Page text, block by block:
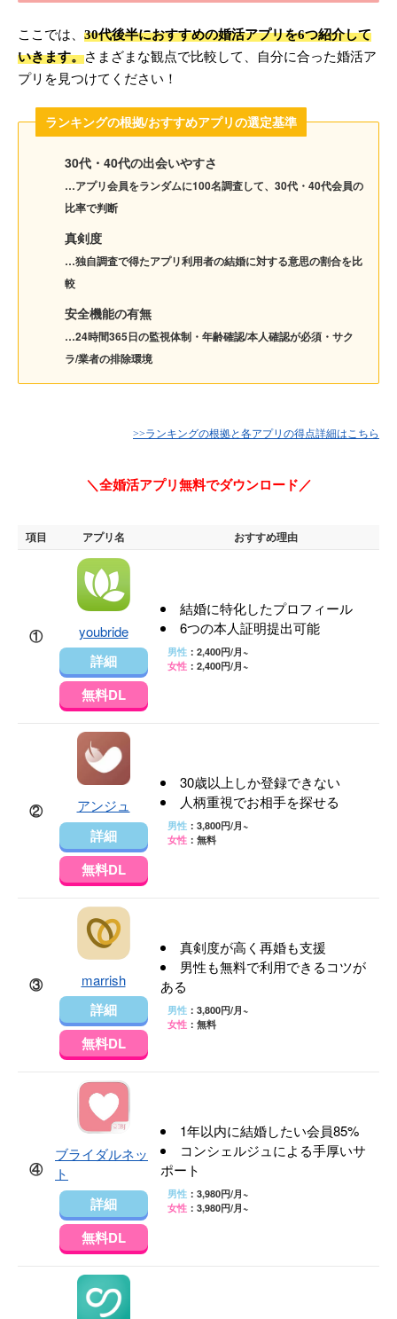
ここでは、 30代後半におすすめの婚活アプリを6つ紹介して
いきます。さまざまな観点で比較して、自分に合った婚活ア
プリを見つけてください！
ランキングの根拠/おすすめアプリの選定基準
30代・40代の出会いやすさ
…アプリ会員をランダムに100名調査して、30代・40代会員の
比率で判断
真剣度
…独自調査で得たアプリ利用者の結婚に対する意思の割合を比
較
安全機能の有無
…24時間365日の監視体制・年齢確認/本人確認が必須・サク
ラ/業者の排除環境
>>ランキングの根拠と各アプリの得点詳細はこちら
＼全婚活アプリ無料でダウンロード／
項目 アプリ名 おすすめ理由
① youbride
詳細
無料DL
結婚に特化したプロフィール
6つの本人証明提出可能
男性：2,400円/月~
女性：2,400円/月~
② アンジュ
詳細
無料DL
30歳以上しか登録できない
人柄重視でお相手を探せる
男性：3,800円/月~
女性：無料
③ marrish
詳細
無料DL
真剣度が高く再婚も支援
男性も無料で利用できるコツが
ある
男性：3,800円/月~
女性：無料
④
ブライダルネッ
ト
詳細
無料DL
1年以内に結婚したい会員85%
コンシェルジュによる手厚いサ
ポート
男性：3,980円/月~
女性：3,980円/月~